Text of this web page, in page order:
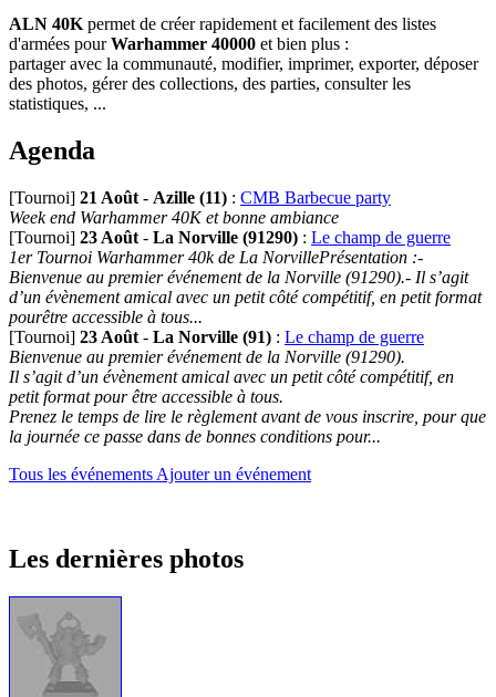
ALN 40K permet de créer rapidement et facilement des listes
d'armées pourWarhammer 40000 et bien plus :
partager avec la communauté, modifier, imprimer, exporter, déposer
des photos, gérer des collections, des parties, consulter les
statistiques, ...
Agenda
[Tournoi] 21 Août - Azille (11) : CMB Barbecue party
Week end Warhammer 40K et bonne ambiance
[Tournoi] 23 Août - La Norville (91290) : Le champ de guerre
1er Tournoi Warhammer 40k de La NorvillePrésentation :-
Bienvenue au premier événement de la Norville (91290).- Il s’agit
d’un évènement amical avec un petit côté compétitif, en petit format
pourêtre accessible à tous...
[Tournoi] 23 Août - La Norville (91) : Le champ de guerre
Bienvenue au premier événement de la Norville (91290).
Il s’agit d’un évènement amical avec un petit côté compétitif, en
petit format pour être accessible à tous.
Prenez le temps de lire le règlement avant de vous inscrire, pour que
la journée ce passe dans de bonnes conditions pour...
Tous les événements Ajouter un événement
Les dernières photos